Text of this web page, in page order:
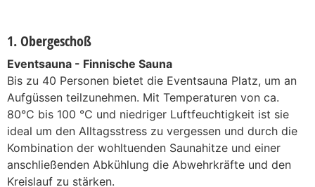
1. Obergeschoß
Eventsauna - Finnische Sauna
Bis zu 40 Personen bietet die Eventsauna Platz, um an
Aufgüssen teilzunehmen. Mit Temperaturen von ca.
80°C bis 100 °C und niedriger Luftfeuchtigkeit ist sie
ideal um den Alltagsstress zu vergessen und durch die
Kombination der wohltuenden Saunahitze und einer
anschließenden Abkühlung die Abwehrkräfte und den
Kreislauf zu stärken.